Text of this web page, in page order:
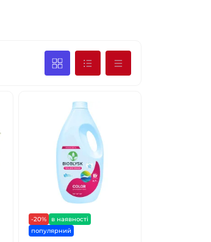
-20%
в наявності
популярний